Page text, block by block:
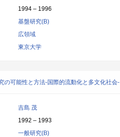
1994 – 1996
基盤研究(B)
広領域
東京大学
の可能性と方法-国際的流動化と多文化社会-
吉島 茂
1992 – 1993
一般研究(B)